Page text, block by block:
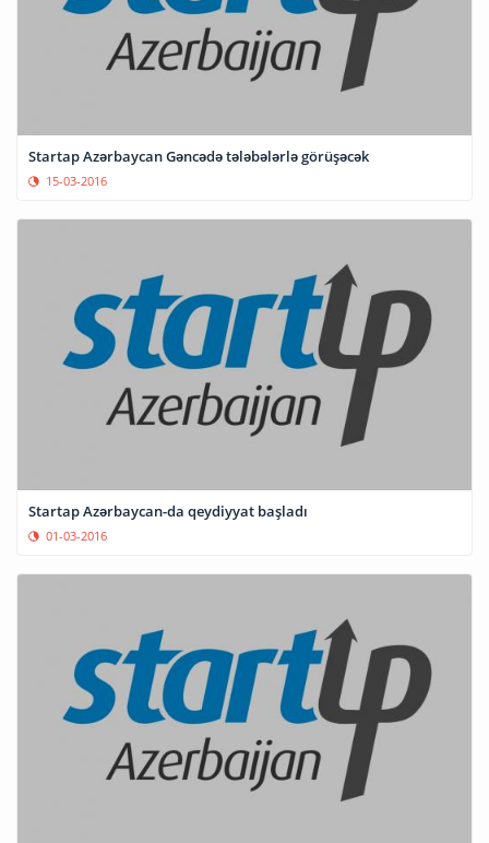
Startap Azərbaycan Gəncədə tələbələrlə görüşəcək
15-03-2016
Startap Azərbaycan-da qeydiyyat başladı
01-03-2016